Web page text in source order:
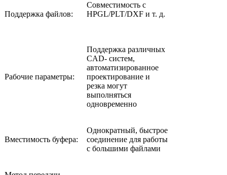
Поддержка файлов:
Совместимость с
HPGL/PLT/DXF и т. д.
Рабочие параметры:
Поддержка различных
CAD- систем,
автоматизированное
проектирование и
резка могут
выполняться
одновременно
Вместимость буфера:
Однократный, быстрое
соединение для работы
с большими файлами